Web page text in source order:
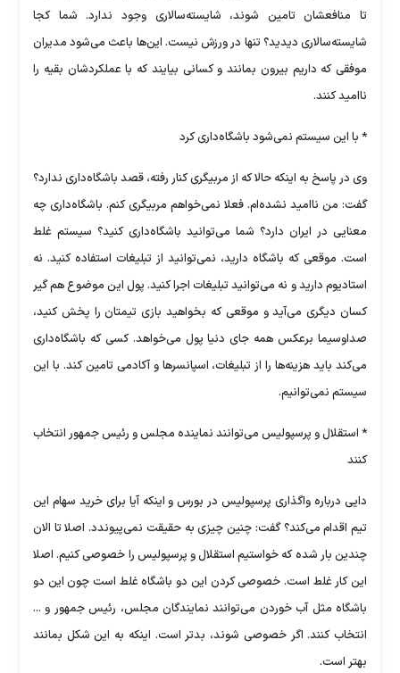
تا منافعشان تامین شوند، شایسته‌سالاری وجود ندارد. شما کجا
شایسته‌سالاری دیدید؟ تنها در ورزش نیست. این‌ها باعث می‌شود مدیران
موفقی که داریم بیرون بمانند و کسانی بیایند که با عملکردشان بقیه را
ناامید کنند.
* با این سیستم نمی‌شود باشگاه‌داری کرد
وی در پاسخ به اینکه حالا که از مربیگری کنار رفته، قصد باشگاه‌داری ندارد؟
گفت: من ناامید نشده‌ام. فعلا نمی‌خواهم مربیگری کنم. باشگاه‌داری چه
معنایی در ایران دارد؟ شما می‌توانید باشگاه‌داری کنید؟ سیستم غلط
است. موقعی که باشگاه دارید، نمی‌توانید از تبلیغات استفاده ‌کنید. نه
استادیوم دارید و نه می‌توانید تبلیغات اجرا کنید. پول این موضوع هم گیر
کسان دیگری می‌آید و موقعی که بخواهید بازی تیمتان را پخش کنید،
صداوسیما برعکس همه جای دنیا پول می‌خواهد. کسی که باشگاه‌داری
می‌کند باید هزینه‌ها را از تبلیغات، اسپانسرها و آکادمی تامین ‌کند. با این
سیستم نمی‌توانیم.
* استقلال و پرسپولیس می‌توانند نماینده مجلس و رئیس جمهور انتخاب
کنند
دایی درباره واگذاری پرسپولیس در بورس و اینکه آیا برای خرید سهام این
تیم اقدام می‌کند؟ گفت: چنین چیزی به حقیقت نمی‌پیوندد. اصلا تا الان
چندین بار شده که خواستیم استقلال و پرسپولیس را خصوصی کنیم. اصلا
این کار غلط است. خصوصی کردن این دو باشگاه غلط است چون این دو
باشگاه مثل آب خوردن می‌توانند نمایندگان مجلس، رئیس جمهور و ...
انتخاب کنند. اگر خصوصی شوند، بدتر است. اینکه به این شکل بمانند
بهتر است.